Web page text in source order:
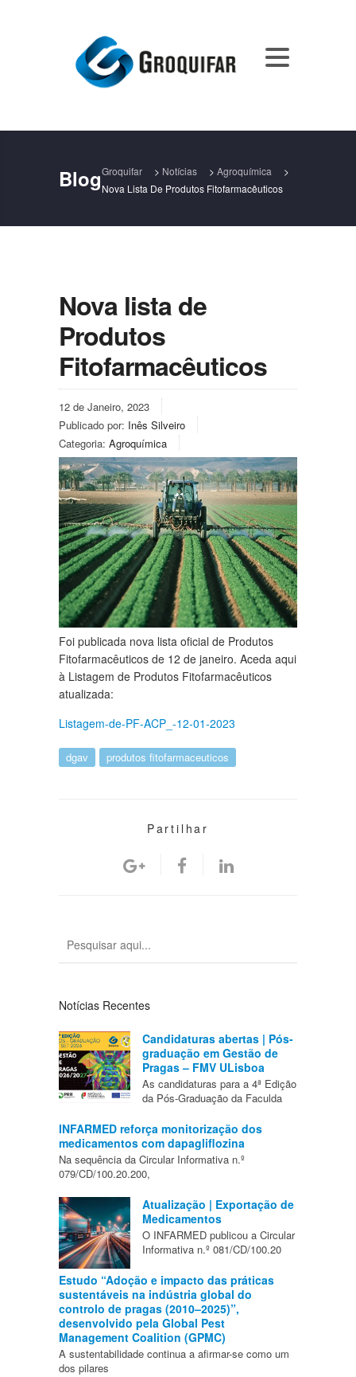
BlogGroquifar > Notícias > Agroquímica
>
Nova Lista De Produtos Fitofarmacêuticos
Nova lista de
Produtos
Fitofarmacêuticos
12 de Janeiro, 2023
Publicado por: Inês Silveiro
Categoria: Agroquímica
Foi publicada nova lista oficial de Produtos
Fitofarmacêuticos de 12 de janeiro. Aceda aqui
à Listagem de Produtos Fitofarmacêuticos
atualizada:
Listagem-de-PF-ACP_-12-01-2023
dgav produtos fitofarmaceuticos
Partilhar
Notícias Recentes
Candidaturas abertas | Pós-
graduação em Gestão de
Pragas – FMV ULisboa
As candidaturas para a 4ª Edição
da Pós-Graduação da Faculda
INFARMED reforça monitorização dos
medicamentos com dapagliflozina
Na sequência da Circular Informativa n.º
079/CD/100.20.200,
Atualização | Exportação de
Medicamentos
O INFARMED publicou a Circular
Informativa n.º 081/CD/100.20
Estudo “Adoção e impacto das práticas
sustentáveis na indústria global do
controlo de pragas (2010–2025)”,
desenvolvido pela Global Pest
Management Coalition (GPMC)
A sustentabilidade continua a afirmar-se como um
dos pilares